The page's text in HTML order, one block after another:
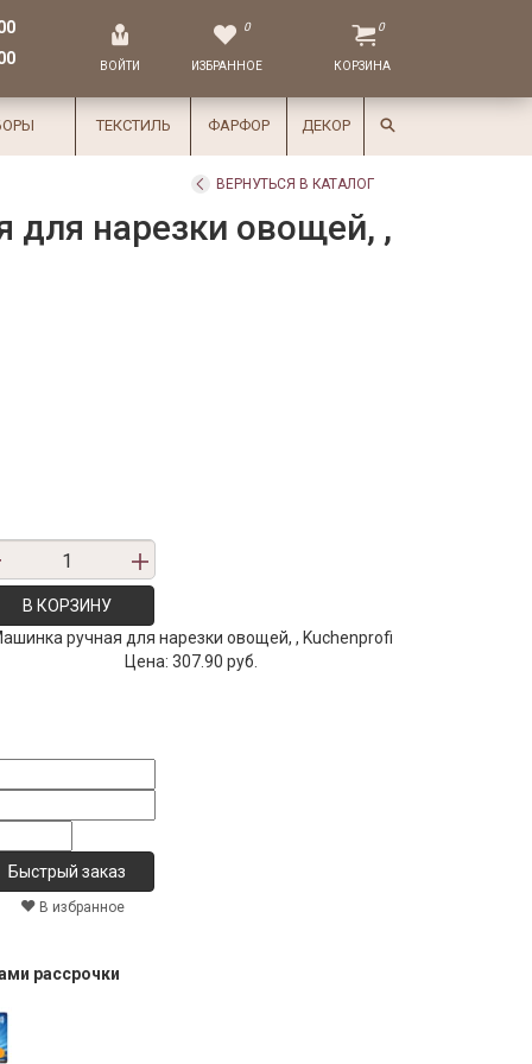
ВОЙТИ
0
ИЗБРАННОЕ
0
КОРЗИНА
ТЕКСТИЛЬ ФАРФОР ДЕКОР
ВЕРНУТЬСЯ В КАТАЛОГ
для нарезки овощей, ,
В КОРЗИНУ
ручная для нарезки овощей, , Kuchenprofi
Цена: 307.90 руб.
В избранное
рассрочки